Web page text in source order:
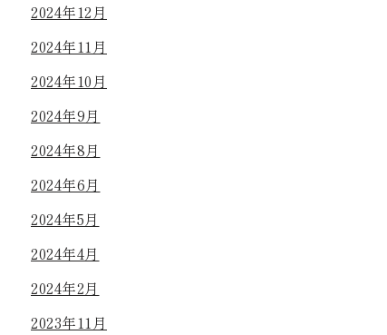
2024年12月
2024年11月
2024年10月
2024年9月
2024年8月
2024年6月
2024年5月
2024年4月
2024年2月
2023年11月